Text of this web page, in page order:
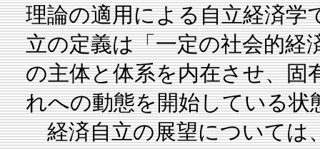
理論の適用による自立経済
立の定義は「一定の社会的経
の主体と体系を内在させ、固
れへの動態を開始している状
経済自立の展望については